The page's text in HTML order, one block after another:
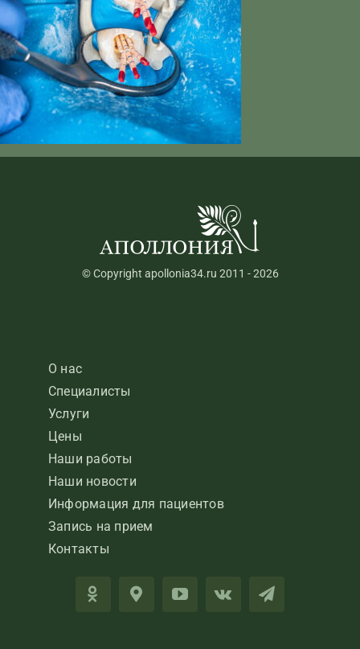
© Copyright apollonia34.ru 2011 - 2026
О нас
Специалисты
Услуги
Цены
Наши работы
Наши новости
Информация для пациентов
Запись на прием
Контакты